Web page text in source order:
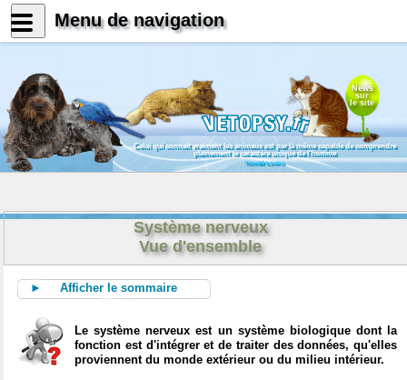
News
sur
le site
Celui qui connait vraiment les animaux est par là même capable de comprendre
pleinement le caractère unique de l'homme
Konrad Lorenz
Système nerveux
Vue d'ensemble
► Afficher le sommaire
Le système nerveux est un système biologique dont la
fonction est d'intégrer et de traiter des données, qu'elles
proviennent du monde extérieur ou du milieu intérieur.
Menu de navigation